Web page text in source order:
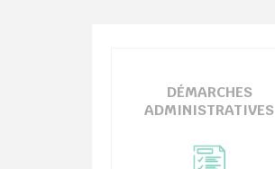
DÉMARCHES
ADMINISTRATIVES